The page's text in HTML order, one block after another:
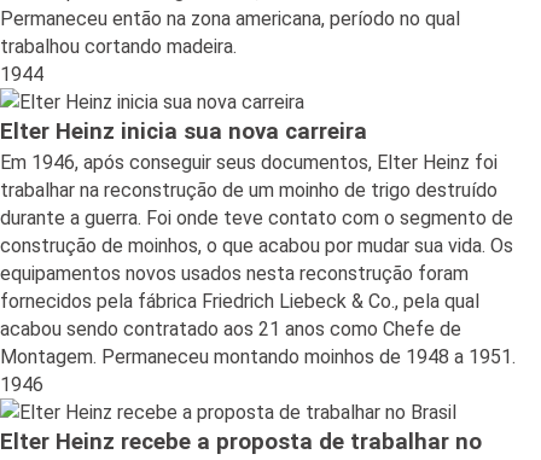
Permaneceu então na zona americana, período no qual
trabalhou cortando madeira.
1944
Elter Heinz inicia sua nova carreira
Em 1946, após conseguir seus documentos, Elter Heinz foi
trabalhar na reconstrução de um moinho de trigo destruído
durante a guerra. Foi onde teve contato com o segmento de
construção de moinhos, o que acabou por mudar sua vida. Os
equipamentos novos usados nesta reconstrução foram
fornecidos pela fábrica Friedrich Liebeck & Co., pela qual
acabou sendo contratado aos 21 anos como Chefe de
Montagem. Permaneceu montando moinhos de 1948 a 1951.
1946
Elter Heinz recebe a proposta de trabalhar no